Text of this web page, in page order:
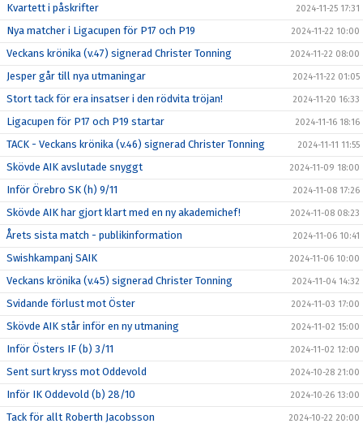
Kvartett i påskrifter 2024-11-25 17:31
Nya matcher i Ligacupen för P17 och P19 2024-11-22 10:00
Veckans krönika (v.47) signerad Christer Tonning 2024-11-22 08:00
Jesper går till nya utmaningar 2024-11-22 01:05
Stort tack för era insatser i den rödvita tröjan! 2024-11-20 16:33
Ligacupen för P17 och P19 startar 2024-11-16 18:16
TACK - Veckans krönika (v.46) signerad Christer Tonning 2024-11-11 11:55
Skövde AIK avslutade snyggt 2024-11-09 18:00
Inför Örebro SK (h) 9/11 2024-11-08 17:26
Skövde AIK har gjort klart med en ny akademichef! 2024-11-08 08:23
Årets sista match - publikinformation 2024-11-06 10:41
Swishkampanj SAIK 2024-11-06 10:00
Veckans krönika (v.45) signerad Christer Tonning 2024-11-04 14:32
Svidande förlust mot Öster 2024-11-03 17:00
Skövde AIK står inför en ny utmaning 2024-11-02 15:00
Inför Östers IF (b) 3/11 2024-11-02 12:00
Sent surt kryss mot Oddevold 2024-10-28 21:00
Inför IK Oddevold (b) 28/10 2024-10-26 13:00
Tack för allt Roberth Jacobsson 2024-10-22 20:00